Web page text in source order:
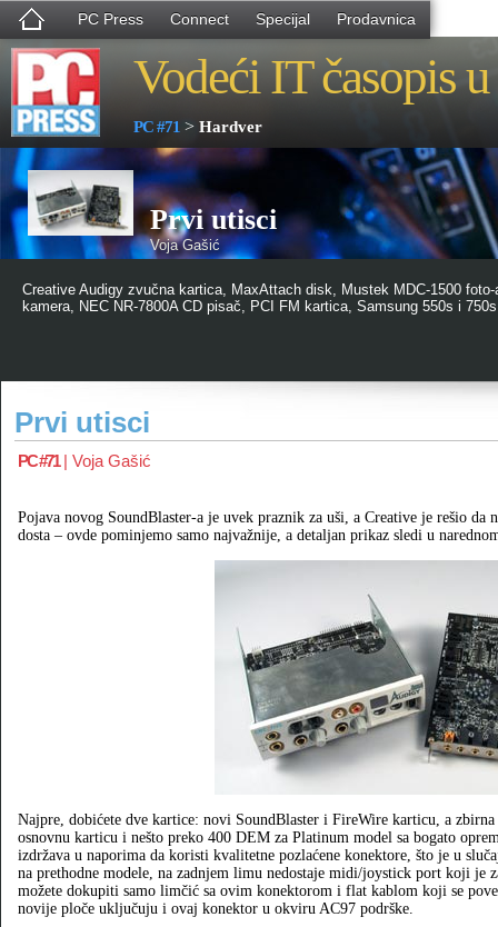
PC Press Connect Specijal Prodavnica
Vodeći IT časopis
PC #71 > Hardver
Prvi utisci
Voja Gašić
Creative Audigy zvučna kartica, MaxAttach disk, Mustek MDC-1500
kamera, NEC NR-7800A CD pisač, PCI FM kartica, Samsung 550s i
Prvi utisci
PC #71| Voja Gašić
Pojava novog SoundBlaster-a je uvek praznik za uši, a Creative je rešio da
dosta – ovde pominjemo samo najvažnije, a detaljan prikaz sledi u
Najpre, dobićete dve kartice: novi SoundBlaster i FireWire karticu, a
osnovnu karticu i nešto preko 400 DEM za Platinum model sa bogato
izdržava u naporima da koristi kvalitetne pozlaćene konektore, što je u
na prethodne modele, na zadnjem limu nedostaje midi/joystick port koji je
možete dokupiti samo limčić sa ovim konektorom i flat kablom koji se
novije ploče uključuju i ovaj konektor u okviru AC97 podrške.